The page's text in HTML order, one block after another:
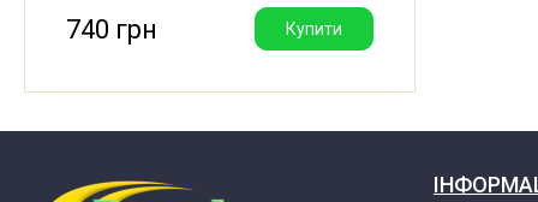
пакетиків. Виробник: Electrolux (Італія)
740 грн Купити